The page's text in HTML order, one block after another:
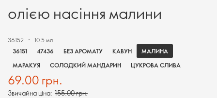
олією насіння малини
36152
10.5 мл
36151
47436 БЕЗ АРОМАТУ КАВУН
МАЛИНА
МАРАКУЯ
СОЛОДКИЙ МАНДАРИН ЦУКРОВА СЛИВА
69.00 грн.
Звичайна ціна: 155.00 грн.